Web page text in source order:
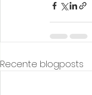
Recente blogposts